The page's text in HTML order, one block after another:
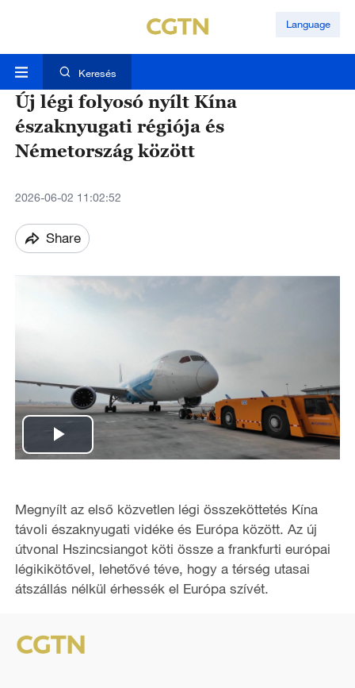
Language
Keresés
Új légi folyosó nyílt Kína
északnyugati régiója és
Németország között
2026-06-02 11:02:52
Share
P
a
y
V
i
Megnyílt az első közvetlen légi összeköttetés Kína
távoli északnyugati vidéke és Európa között. Az új
útvonal Hszincsiangot köti össze a frankfurti európai
légikikötővel, lehetővé téve, hogy a térség utasai
átszállás nélkül érhessék el Európa szívét.